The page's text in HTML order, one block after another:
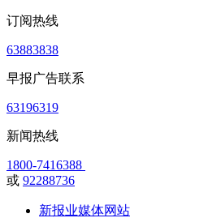
订阅热线
63883838
早报广告联系
63196319
新闻热线
1800-7416388
或 92288736
新报业媒体网站